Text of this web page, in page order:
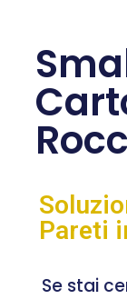
Pareti
Se stai